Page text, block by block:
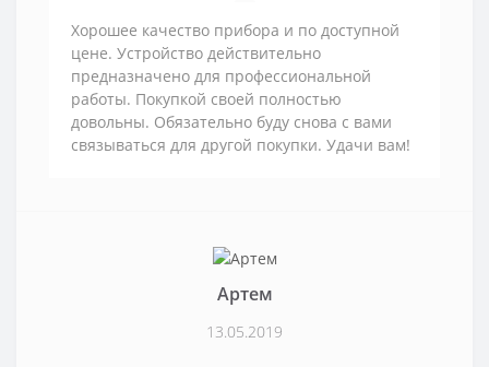
Хорошее качество прибора и по доступной
цене. Устройство действительно
предназначено для профессиональной
работы. Покупкой своей полностью
довольны. Обязательно буду снова с вами
связываться для другой покупки. Удачи вам!
Артем
13.05.2019